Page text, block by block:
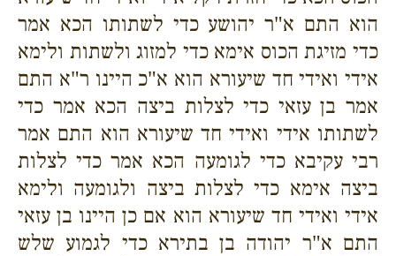
הוא התם א"ר יהושע כדי לשתותו הכא אמר
כדי מזיגת הכוס אימא כדי למזוג ולשתות ולימא
אידי ואידי חד שיעורא הוא א"כ היינו ר"א התם
אמר בן עזאי כדי לצלות ביצה הכא אמר כדי
לשתותו אידי ואידי חד שיעורא הוא התם אמר
רבי עקיבא כדי לגומעה הכא אמר כדי לצלות
ביצה אימא כדי לצלות ביצה ולגומעה ולימא
אידי ואידי חד שיעורא הוא אם כן היינו בן עזאי
התם א"ר יהודה בן בתירא כדי לגמוע שלש